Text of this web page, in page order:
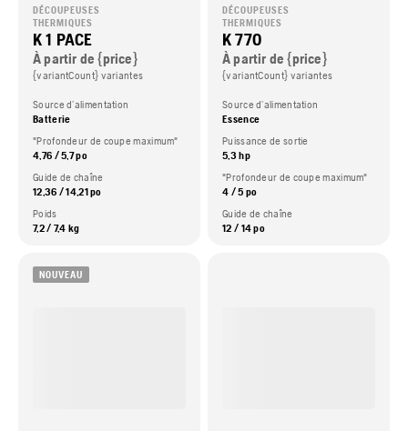
DÉCOUPEUSES
THERMIQUES
K 1 PACE
À partir de {price}
{variantCount} variantes
Source d’alimentation
Batterie
"Profondeur de coupe maximum"
4,76 / 5,7 po
Guide de chaîne
12,36 / 14,21 po
Poids
7,2 / 7,4 kg
DÉCOUPEUSES
THERMIQUES
K 770
À partir de {price}
{variantCount} variantes
Source d’alimentation
Essence
Puissance de sortie
5,3 hp
"Profondeur de coupe maximum"
4 / 5 po
Guide de chaîne
12 / 14 po
NOUVEAU